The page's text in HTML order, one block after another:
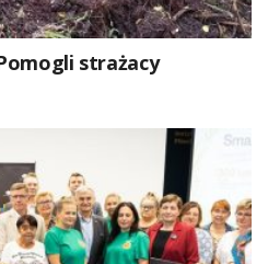
strażacy